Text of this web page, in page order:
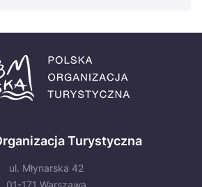
Turystyczna
ul. Młynarska 42
01-171 Warszawa